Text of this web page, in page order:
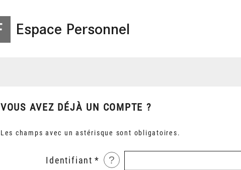
Espace Personnel
VOUS AVEZ DÉJÀ UN COMPTE ?
Les champs avec un astérisque sont obligatoires.
Identifiant ?